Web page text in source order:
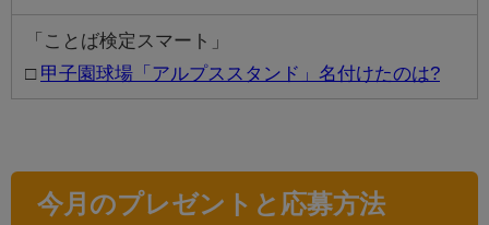
「ことば検定スマート」
□ 甲子園球場「アルプススタンド」名付けたのは?
今月のプレゼントと応募方法